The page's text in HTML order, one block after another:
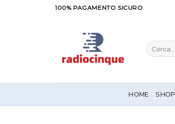
100% PAGAMENTO SICURO
Cerca:
HOME SHOP